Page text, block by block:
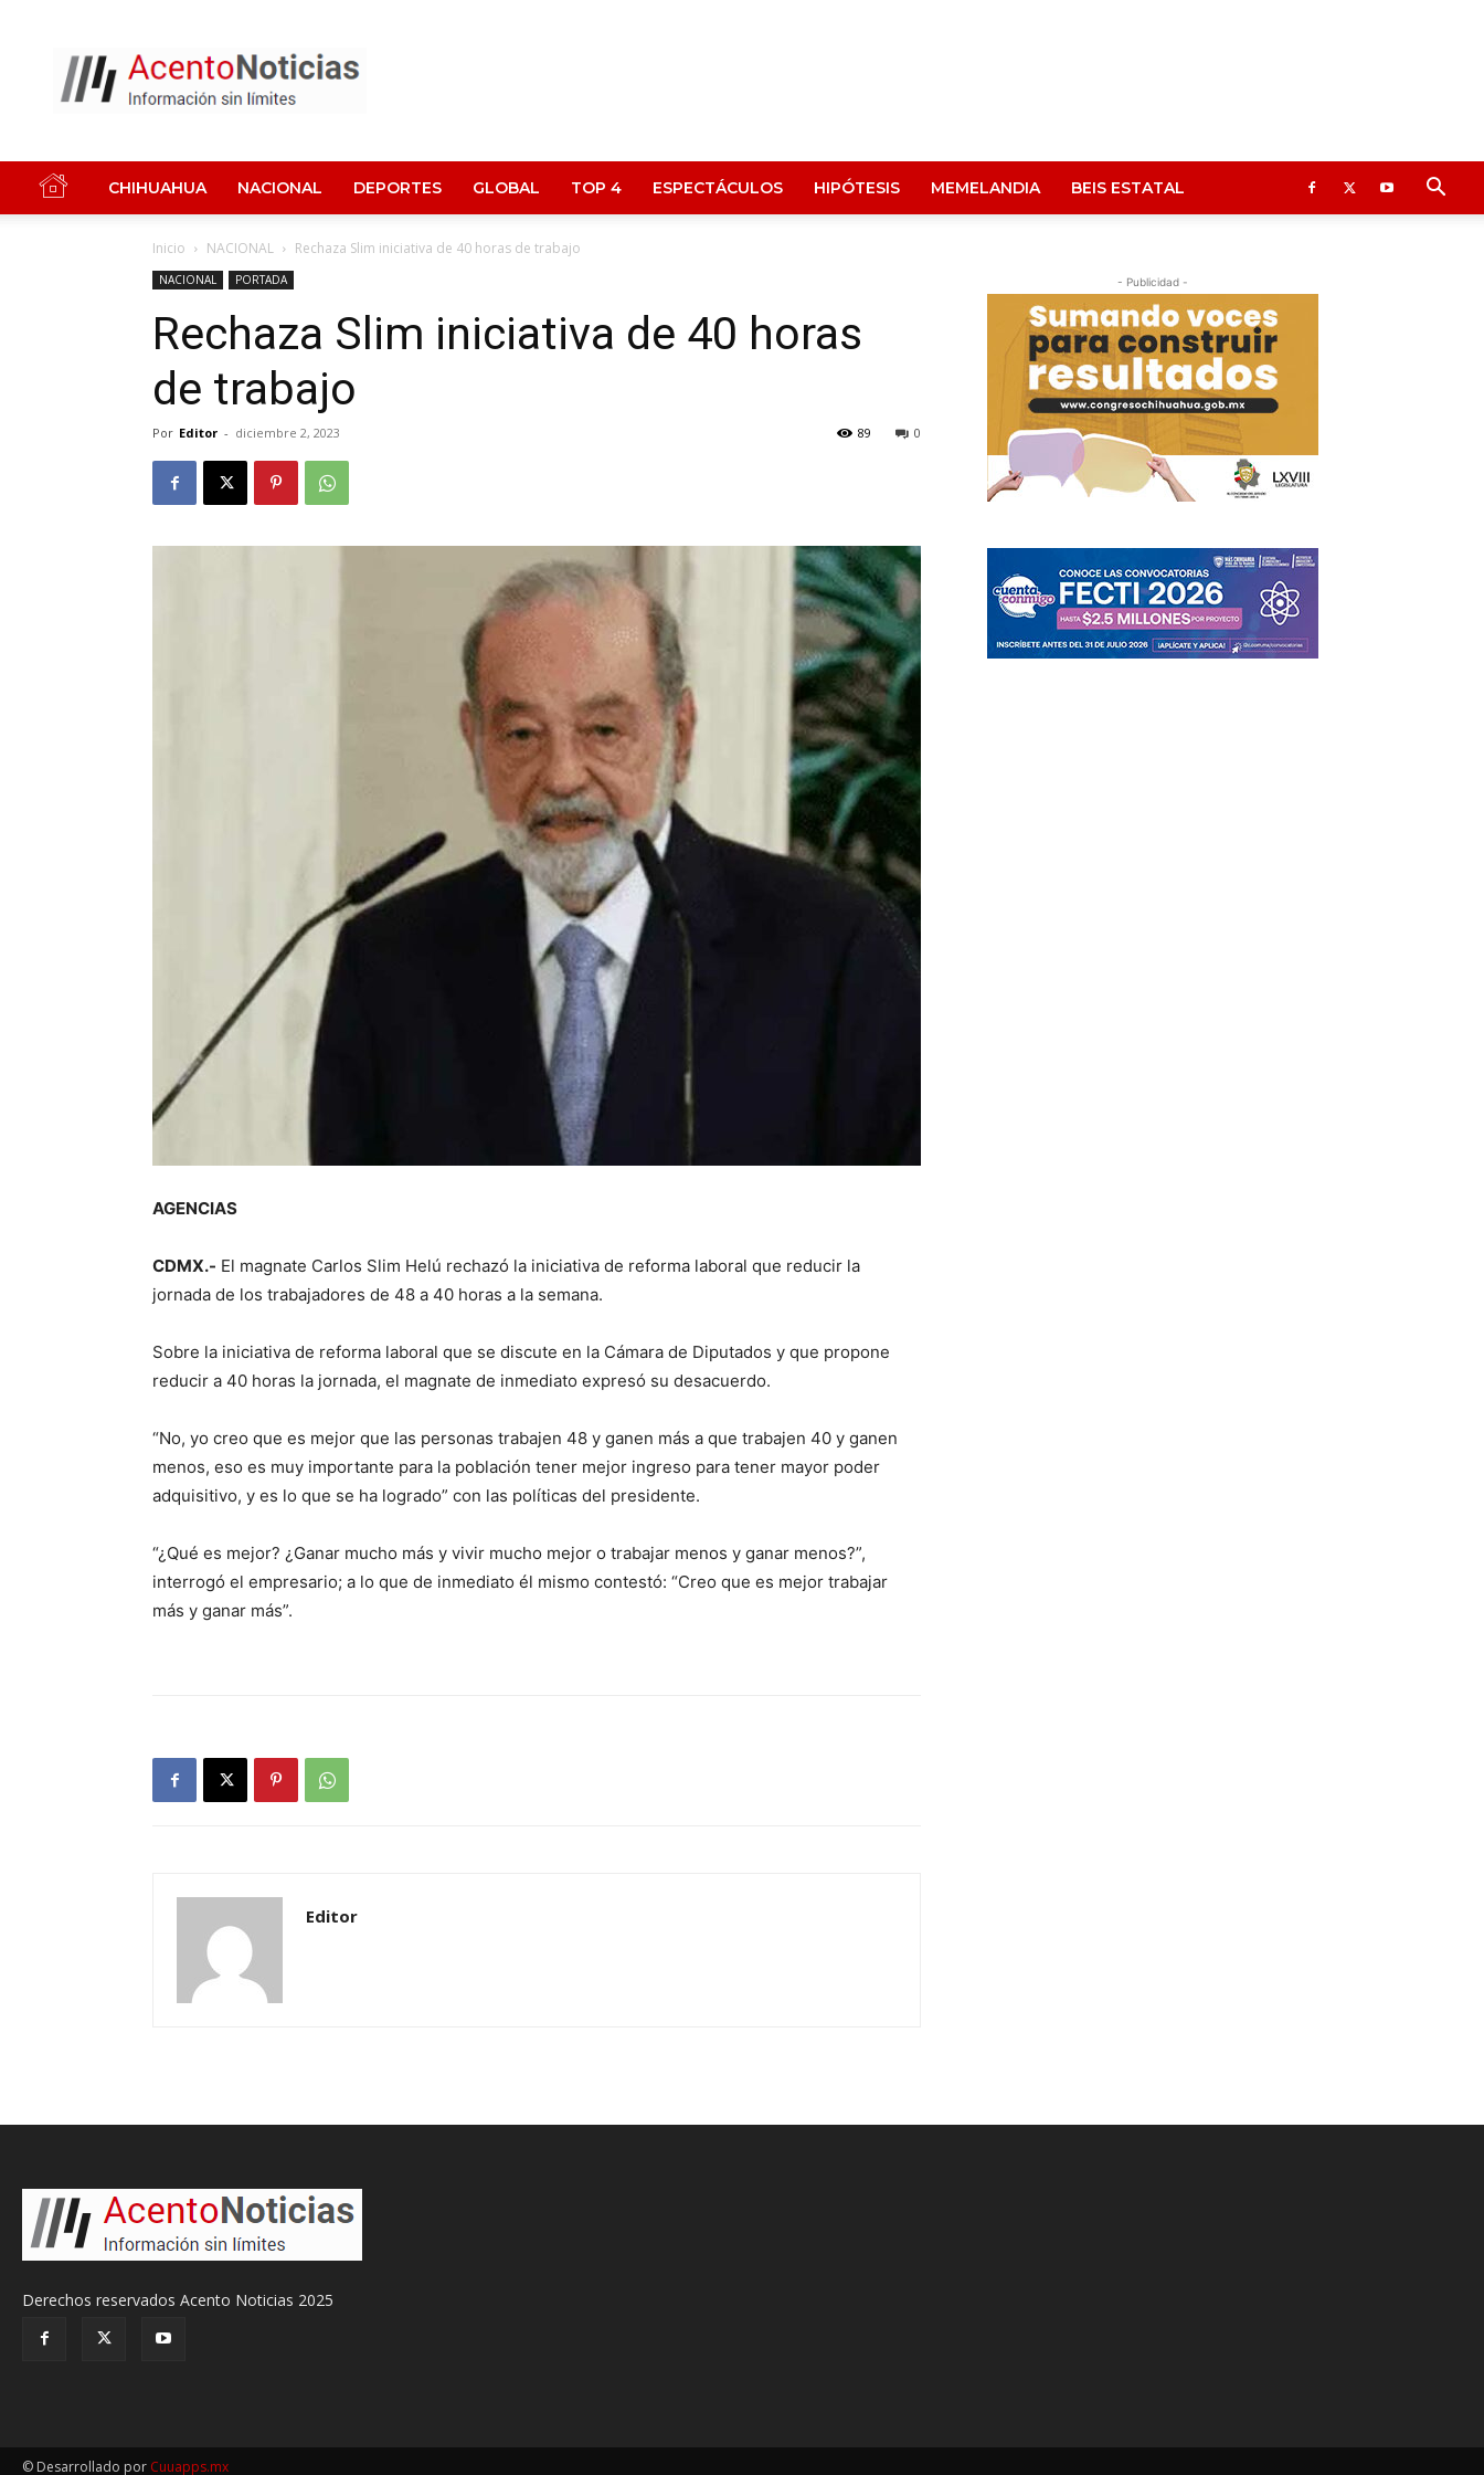
Noticias
CHIHUAHUA NACIONAL DEPORTES GLOBAL TOP 4 ESPECTÁCULOS HIPÓTESIS MEMELANDIA BEIS ESTATAL
Inicio NACIONAL Rechaza Slim iniciativa de 40 horas de trabajo
NACIONAL PORTADA
Rechaza Slim iniciativa de 40 horas
de trabajo
Por Editor - diciembre 2, 2023 0
89
AGENCIAS
CDMX.- El magnate Carlos Slim Helú rechazó la iniciativa de reforma laboral que reducir la
jornada de los trabajadores de 48 a 40 horas a la semana.
Sobre la iniciativa de reforma laboral que se discute en la Cámara de Diputados y que propone
reducir a 40 horas la jornada, el magnate de inmediato expresó su desacuerdo.
“No, yo creo que es mejor que las personas trabajen 48 y ganen más a que trabajen 40 y ganen
menos, eso es muy importante para la población tener mejor ingreso para tener mayor poder
adquisitivo, y es lo que se ha logrado” con las políticas del presidente.
“¿Qué es mejor? ¿Ganar mucho más y vivir mucho mejor o trabajar menos y ganar menos?”,
interrogó el empresario; a lo que de inmediato él mismo contestó: “Creo que es mejor trabajar
más y ganar más”.
Editor
- Publicidad -
Derechos reservados Acento Noticias 2025
© Desarrollado por Cuuapps.mx